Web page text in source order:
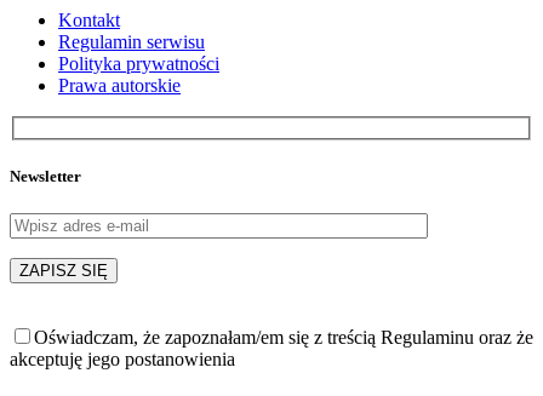
Kontakt
Regulamin serwisu
Polityka prywatności
Prawa autorskie
Newsletter
Oświadczam, że zapoznałam/em się z treścią Regulaminu oraz że
akceptuję jego postanowienia